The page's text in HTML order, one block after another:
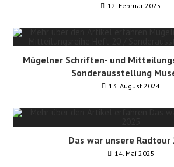
12. Februar 2025
Mügelner Schriften- und
Sonderausstellung
13. August 2024
Das war unsere Radtour
14. Mai 2025